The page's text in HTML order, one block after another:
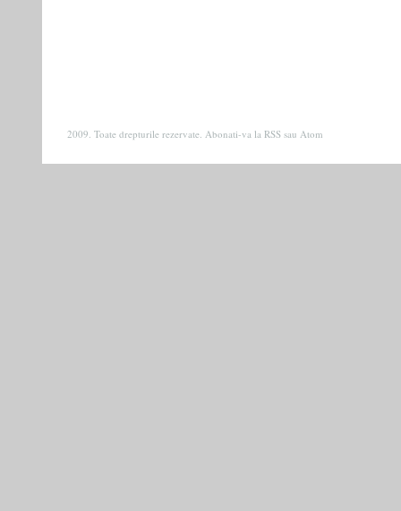
2009. Toate drepturile rezervate. Abonati-va la RSS sau Atom